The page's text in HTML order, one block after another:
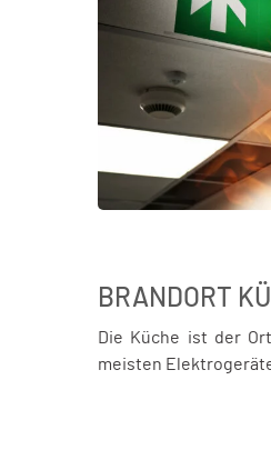
BRANDORT
Die Küche ist der
meisten